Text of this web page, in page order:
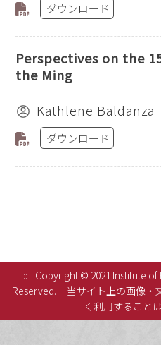
ダウンロード
Perspectives on the
the Ming
Kathlene Baldanza
ダウンロード
:::
Copyright © 2021 Institute
Reserved.
当サイト上の画像・
く利用すること